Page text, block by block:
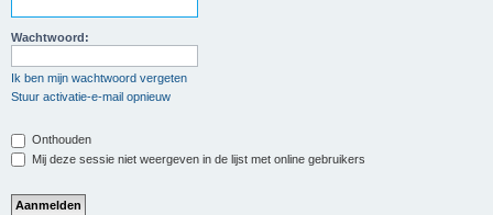
Wachtwoord:
Ik ben mijn wachtwoord vergeten
Stuur activatie-e-mail opnieuw
Onthouden
Mij deze sessie niet weergeven in de lijst met online gebruikers